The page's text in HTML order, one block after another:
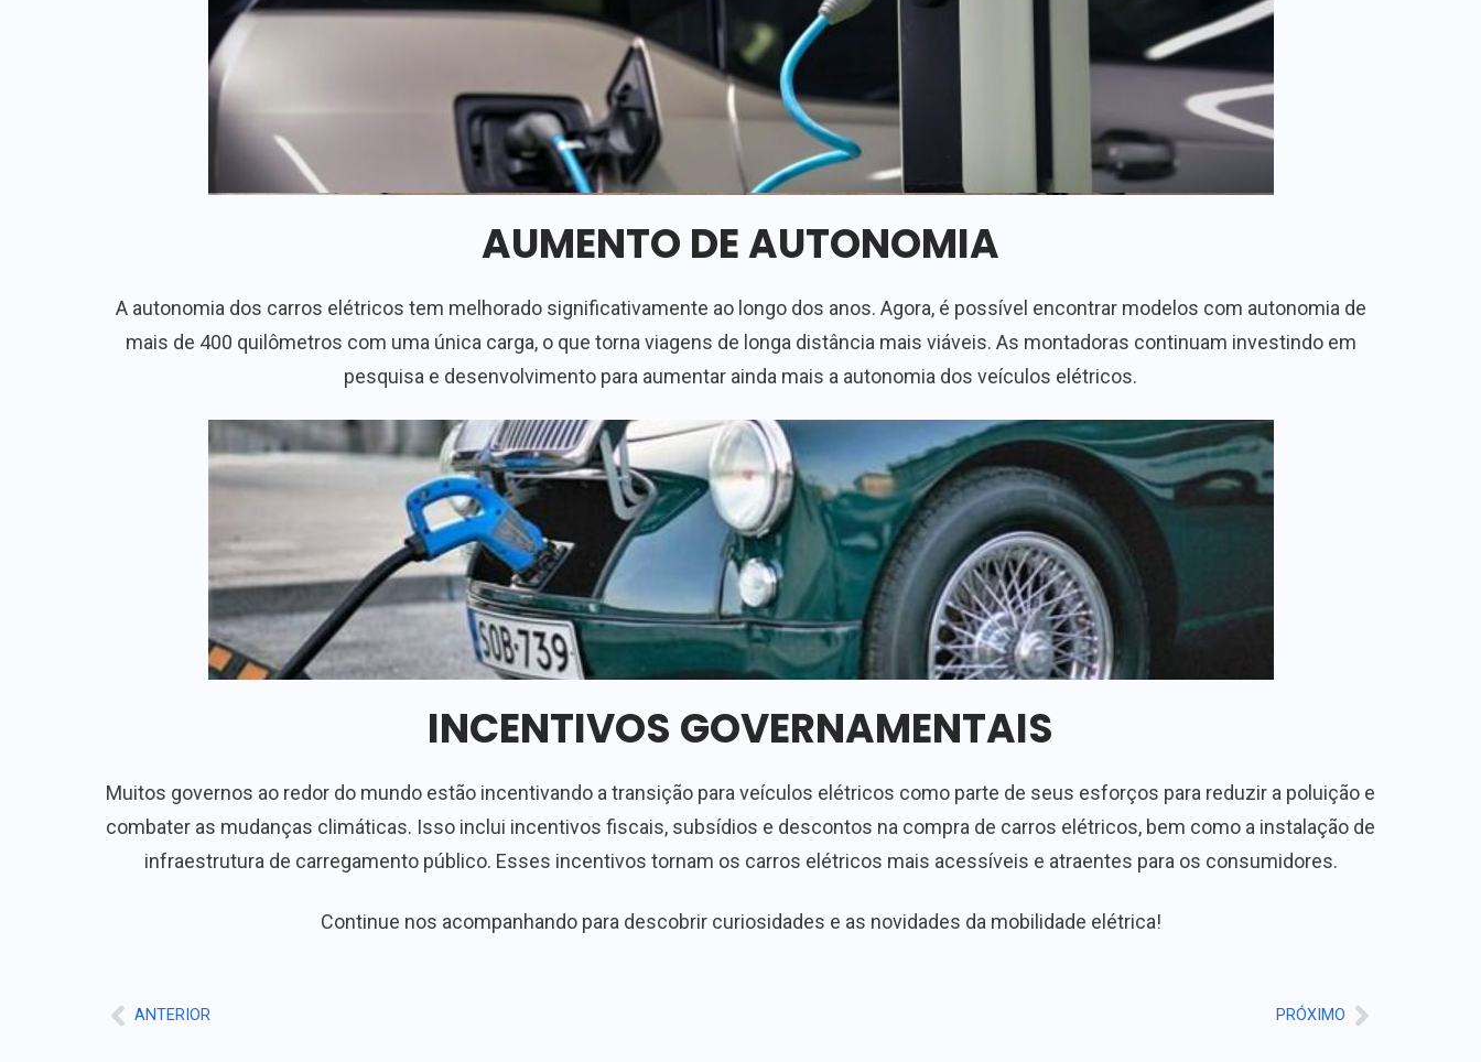
AUMENTO DE AUTONOMIA
A autonomia dos carros elétricos tem melhorado significativamente ao longo dos anos. Agora, é possível encontrar modelos com autonomia de
mais de 400 quilômetros com uma única carga, o que torna viagens de longa distância mais viáveis. As montadoras continuam investindo em
pesquisa e desenvolvimento para aumentar ainda mais a autonomia dos veículos elétricos.
INCENTIVOS GOVERNAMENTAIS
Muitos governos ao redor do mundo estão incentivando a transição para veículos elétricos como parte de seus esforços para reduzir a poluição e
combater as mudanças climáticas. Isso inclui incentivos fiscais, subsídios e descontos na compra de carros elétricos, bem como a instalação de
infraestrutura de carregamento público. Esses incentivos tornam os carros elétricos mais acessíveis e atraentes para os consumidores.
Continue nos acompanhando para descobrir curiosidades e as novidades da mobilidade elétrica!
ANTERIOR PRÓXIMO